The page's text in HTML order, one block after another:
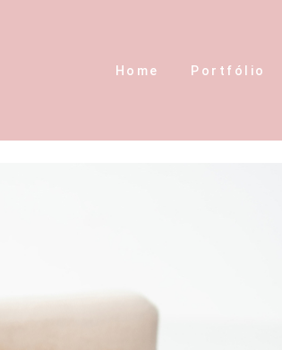
Home Portfólio